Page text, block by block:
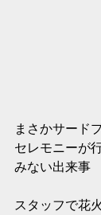
まさかサード
セレモニーが
みない出来事
スタッフで花